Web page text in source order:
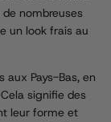
nombreuses
un look frais au
aux Pays-Bas, en
signifie des
leur forme et